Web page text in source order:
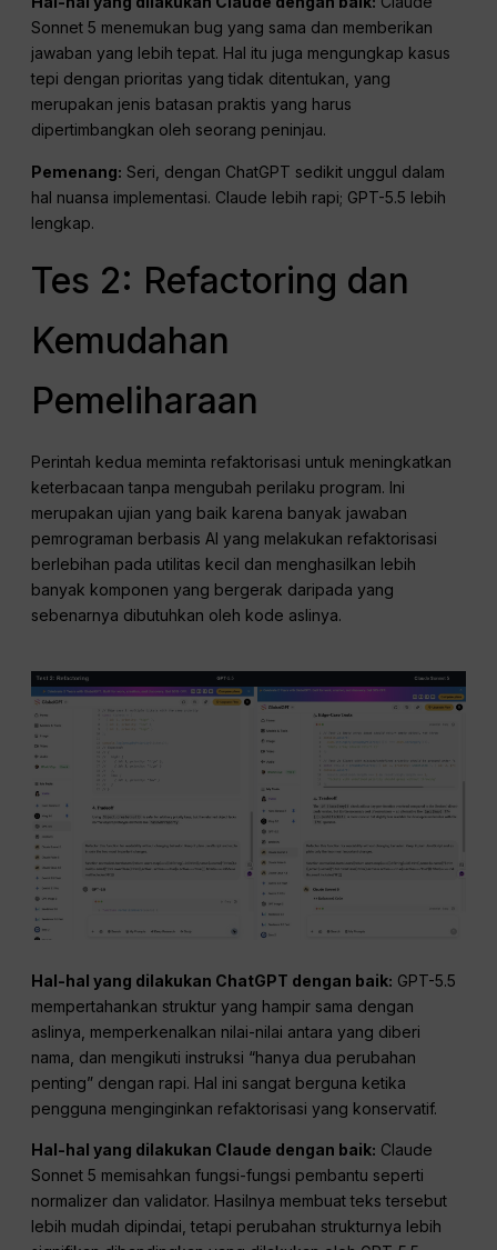
Sonnet 5 menemukan bug yang sama dan memberikan
jawaban yang lebih tepat. Hal itu juga mengungkap kasus
tepi dengan prioritas yang tidak ditentukan, yang
merupakan jenis batasan praktis yang harus
dipertimbangkan oleh seorang peninjau.
Pemenang: Seri, dengan ChatGPT sedikit unggul dalam
hal nuansa implementasi. Claude lebih rapi; GPT-5.5 lebih
lengkap.
Tes 2: Refactoring dan
Kemudahan
Pemeliharaan
Perintah kedua meminta refaktorisasi untuk meningkatkan
keterbacaan tanpa mengubah perilaku program. Ini
merupakan ujian yang baik karena banyak jawaban
pemrograman berbasis AI yang melakukan refaktorisasi
berlebihan pada utilitas kecil dan menghasilkan lebih
banyak komponen yang bergerak daripada yang
sebenarnya dibutuhkan oleh kode aslinya.
Hal-hal yang dilakukan ChatGPT dengan baik: GPT-5.5
mempertahankan struktur yang hampir sama dengan
aslinya, memperkenalkan nilai-nilai antara yang diberi
nama, dan mengikuti instruksi “hanya dua perubahan
penting” dengan rapi. Hal ini sangat berguna ketika
pengguna menginginkan refaktorisasi yang konservatif.
Hal-hal yang dilakukan Claude dengan baik: Claude
Sonnet 5 memisahkan fungsi-fungsi pembantu seperti
normalizer dan validator. Hasilnya membuat teks tersebut
lebih mudah dipindai, tetapi perubahan strukturnya lebih